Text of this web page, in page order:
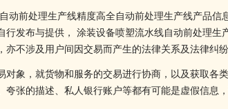
动前处理生产线精度高全自动前处理生产线产品
行发布与提供， 涂装设备喷塑流水线自动前处理
不涉及用户间因交易而产生的法律关系及法律纠
对象，就货物和服务的交易进行协商，以及获取
张的描述、私人银行账户等都有可能是虚假信息